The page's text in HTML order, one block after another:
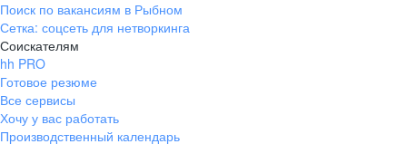
Поиск по вакансиям в Рыбном
Сетка: соцсеть для нетворкинга
Соискателям
hh PRO
Готовое резюме
Все сервисы
Хочу у вас работать
Производственный календарь